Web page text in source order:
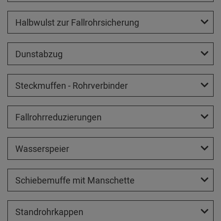
Halbwulst zur Fallrohrsicherung
Dunstabzug
Steckmuffen - Rohrverbinder
Fallrohrreduzierungen
Wasserspeier
Schiebemuffe mit Manschette
Standrohrkappen